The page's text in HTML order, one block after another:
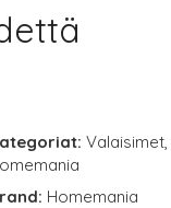
Valaisimet,
Homemania